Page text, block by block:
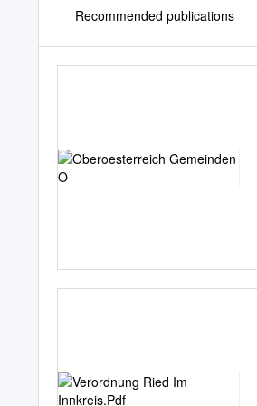
Recommended publications